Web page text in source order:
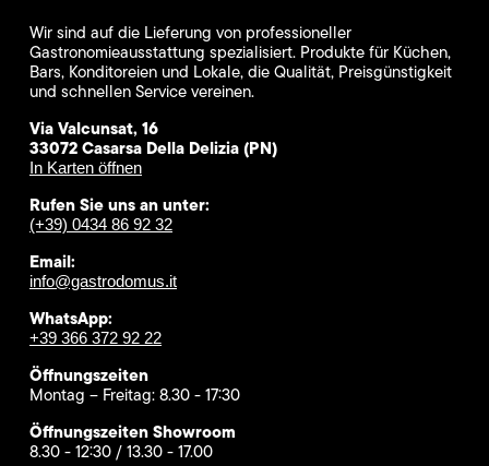
Wir sind auf die Lieferung von professioneller
Gastronomieausstattung spezialisiert. Produkte für Küchen,
Bars, Konditoreien und Lokale, die Qualität, Preisgünstigkeit
und schnellen Service vereinen.
Via Valcunsat, 16
33072 Casarsa Della Delizia (PN)
In Karten öffnen
Rufen Sie uns an unter:
(+39) 0434 86 92 32
Email:
info@gastrodomus.it
WhatsApp:
+39 366 372 92 22
Öffnungszeiten
Montag – Freitag: 8.30 - 17:30
Öffnungszeiten Showroom
8.30 - 12:30 / 13.30 - 17.00